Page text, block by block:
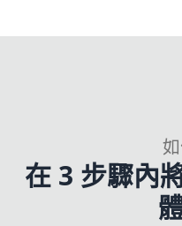
在 3 步驟內